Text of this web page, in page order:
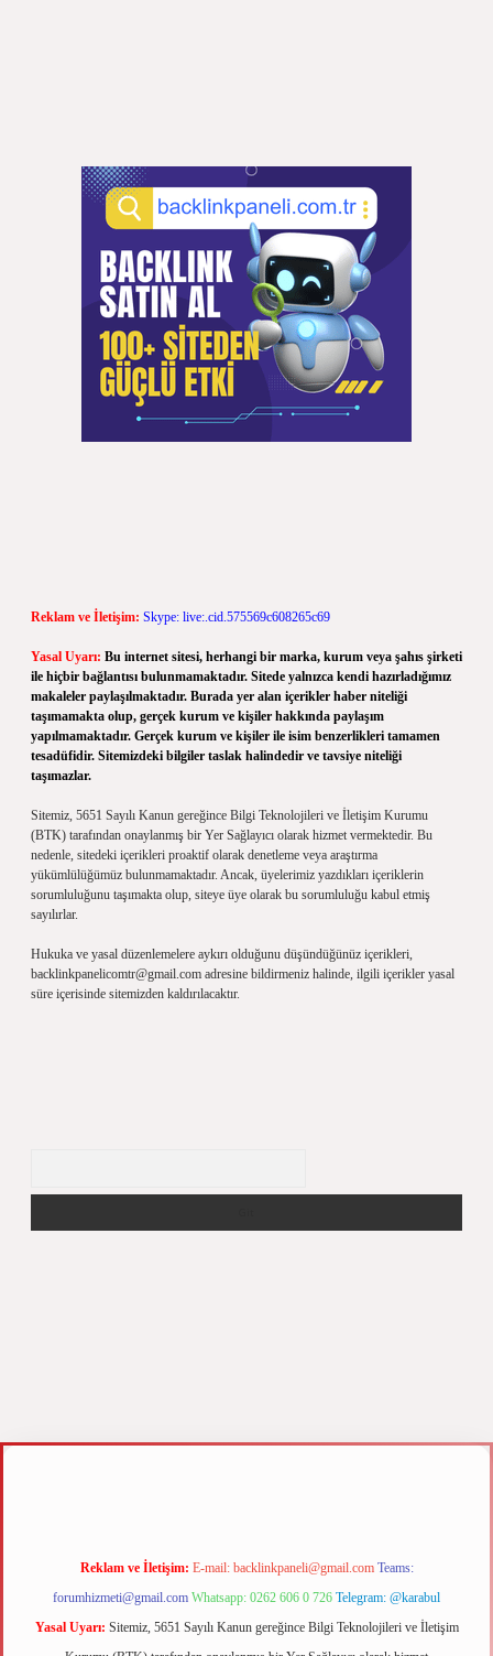
Reklam ve İletişim: Skype: live:.cid.575569c608265c69
Yasal Uyarı: Bu internet sitesi, herhangi bir marka, kurum veya şahıs şirketi
ile hiçbir bağlantısı bulunmamaktadır. Sitede yalnızca kendi hazırladığımız
makaleler paylaşılmaktadır. Burada yer alan içerikler haber niteliği
taşımamakta olup, gerçek kurum ve kişiler hakkında paylaşım
yapılmamaktadır. Gerçek kurum ve kişiler ile isim benzerlikleri tamamen
tesadüfidir. Sitemizdeki bilgiler taslak halindedir ve tavsiye niteliği
taşımazlar.
Sitemiz, 5651 Sayılı Kanun gereğince Bilgi Teknolojileri ve İletişim Kurumu
(BTK) tarafından onaylanmış bir Yer Sağlayıcı olarak hizmet vermektedir. Bu
nedenle, sitedeki içerikleri proaktif olarak denetleme veya araştırma
yükümlülüğümüz bulunmamaktadır. Ancak, üyelerimiz yazdıkları içeriklerin
sorumluluğunu taşımakta olup, siteye üye olarak bu sorumluluğu kabul etmiş
sayılırlar.
Hukuka ve yasal düzenlemelere aykırı olduğunu düşündüğünüz içerikleri,
backlinkpanelicomtr@gmail.com adresine bildirmeniz halinde, ilgili içerikler yasal
süre içerisinde sitemizden kaldırılacaktır.
m elexbet
Reklam ve İletişim: E-mail: backlinkpaneli@gmail.com Teams:
forumhizmeti@gmail.com Whatsapp: 0262 606 0 726 Telegram: @karabul
Yasal Uyarı: Sitemiz, 5651 Sayılı Kanun gereğince Bilgi Teknolojileri ve İletişim